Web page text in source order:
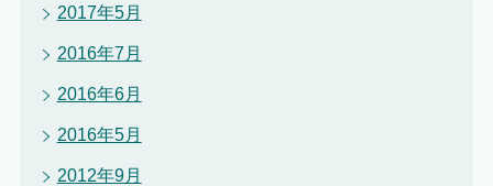
2017年5月
2016年7月
2016年6月
2016年5月
2012年9月